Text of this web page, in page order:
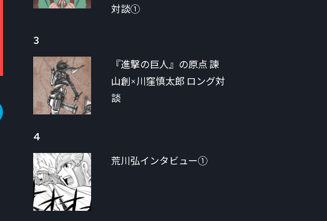
Hatena
対談①
3
『進撃の巨人』の原点 諫
山創×川窪慎太郎 ロング対
談
4
荒川弘インタビュー①